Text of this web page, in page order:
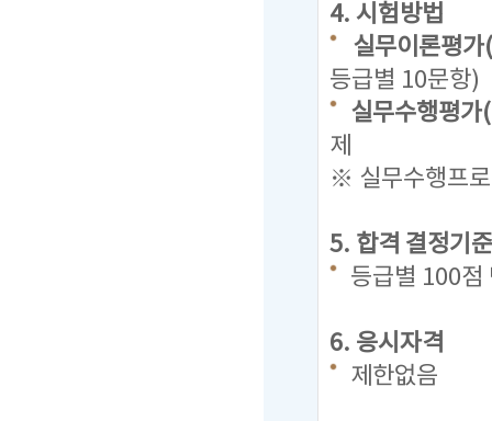
4. 시험방법
실무이론평
등급별 10문항)
실무수행평
제
※ 실무수행프
5. 합격 결정기준
등급별 100점
6. 응시자격
제한없음